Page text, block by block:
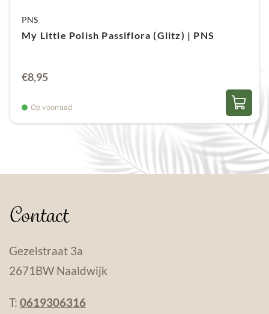
PNS
My Little Polish Passiflora (Glitz) | PNS
€8,95
Op voorraad
Contact
Gezelstraat 3a
2671BW Naaldwijk
T: 0619306316